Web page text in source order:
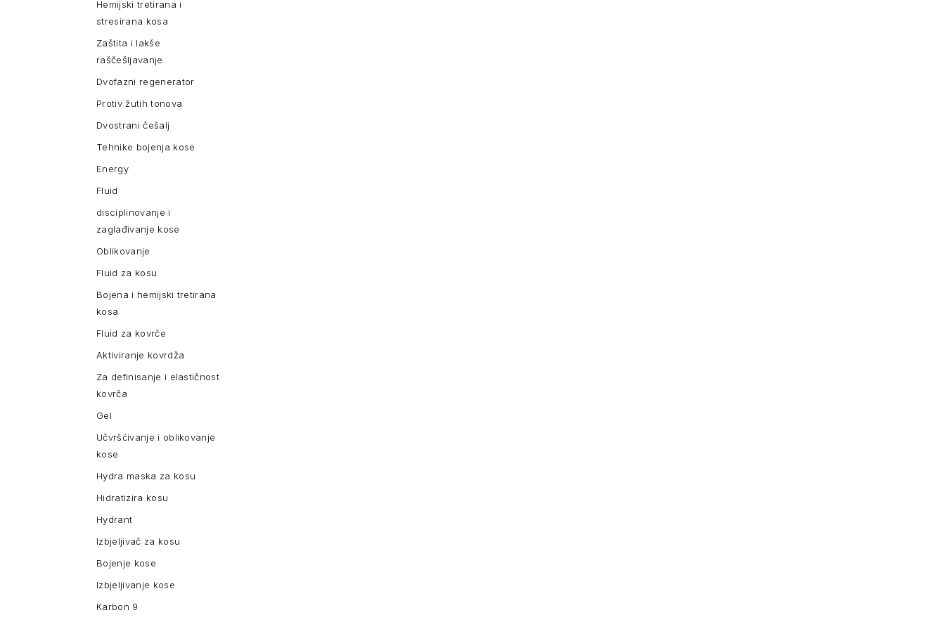
Hemijski tretirana i
stresirana kosa
Zaštita i lakše
raščešljavanje
Dvofazni regenerator
Protiv žutih tonova
Dvostrani češalj
Tehnike bojenja kose
Energy
Fluid
disciplinovanje i
zaglađivanje kose
Oblikovanje
Fluid za kosu
Bojena i hemijski tretirana
kosa
Fluid za kovrče
Aktiviranje kovrdža
Za definisanje i elastičnost
kovrča
Gel
Učvršćivanje i oblikovanje
kose
Hydra maska za kosu
Hidratizira kosu
Hydrant
Izbjeljivač za kosu
Bojenje kose
Izbjeljivanje kose
Karbon 9